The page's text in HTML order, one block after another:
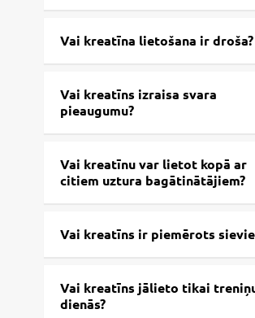
Vai kreatīna lietošana ir droša?
Vai kreatīns izraisa svara
pieaugumu?
Vai kreatīnu var lietot kopā ar
citiem uztura bagātinātājiem?
Vai kreatīns ir piemērots
Vai kreatīns jālieto tikai
dienās?